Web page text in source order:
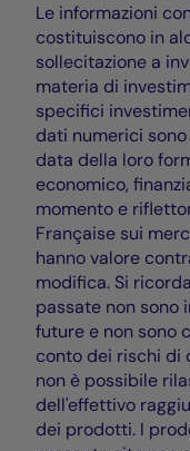
Le informazioni
costituiscono in
sollecitazione a
materia di
specifici
dati numerici
data della loro
economico,
momento e
Française sui
hanno valore
modifica. Si
passate non sono
future e non sono
conto dei rischi di
non è possibile
dell'effettivo
dei prodotti. I